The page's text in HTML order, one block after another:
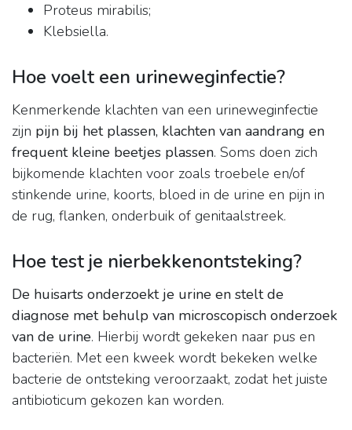
Proteus mirabilis;
Klebsiella.
Hoe voelt een urineweginfectie?
Kenmerkende klachten van een urineweginfectie
zijn pijn bij het plassen, klachten van aandrang en
frequent kleine beetjes plassen. Soms doen zich
bijkomende klachten voor zoals troebele en/of
stinkende urine, koorts, bloed in de urine en pijn in
de rug, flanken, onderbuik of genitaalstreek.
Hoe test je nierbekkenontsteking?
De huisarts onderzoekt je urine en stelt de
diagnose met behulp van microscopisch onderzoek
van de urine. Hierbij wordt gekeken naar pus en
bacteriën. Met een kweek wordt bekeken welke
bacterie de ontsteking veroorzaakt, zodat het juiste
antibioticum gekozen kan worden.